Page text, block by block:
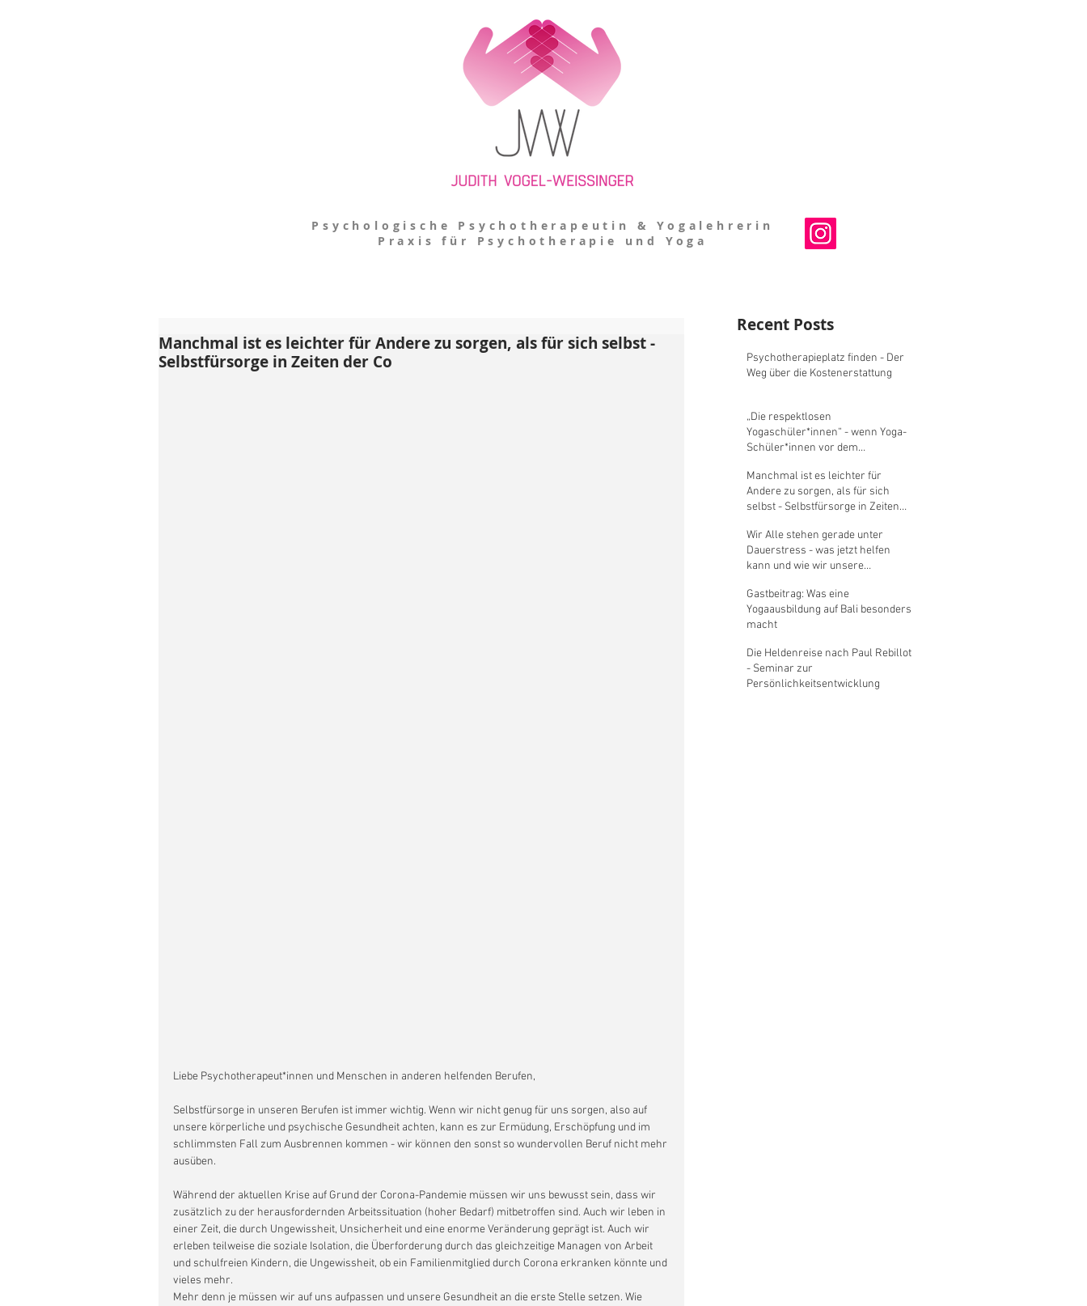
Psychologische Psychotherapeutin & Yogalehrerin
Praxis für Psychotherapie und Yoga
Manchmal ist es leichter für Andere zu sorgen, als für sich selbst -
Selbstfürsorge in Zeiten der Co
Liebe Psychotherapeut*innen und Menschen in anderen helfenden Berufen,
Selbstfürsorge in unseren Berufen ist immer wichtig. Wenn wir nicht genug für uns sorgen, also auf
unsere körperliche und psychische Gesundheit achten, kann es zur Ermüdung, Erschöpfung und im
schlimmsten Fall zum Ausbrennen kommen - wir können den sonst so wundervollen Beruf nicht mehr
ausüben.
Während der aktuellen Krise auf Grund der Corona-Pandemie müssen wir uns bewusst sein, dass wir
zusätzlich zu der herausfordernden Arbeitssituation (hoher Bedarf) mitbetroffen sind. Auch wir leben in
einer Zeit, die durch Ungewissheit, Unsicherheit und eine enorme Veränderung geprägt ist. Auch wir
erleben teilweise die soziale Isolation, die Überforderung durch das gleichzeitige Managen von Arbeit
und schulfreien Kindern, die Ungewissheit, ob ein Familienmitglied durch Corona erkranken könnte und
vieles mehr.
Mehr denn je müssen wir auf uns aufpassen und unsere Gesundheit an die erste Stelle setzen. Wie
Recent Posts
Psychotherapieplatz finden - Der
Weg über die Kostenerstattung
„Die respektlosen
Yogaschüler*innen“ - wenn Yoga-
Schüler*innen vor dem
Manchmal ist es leichter für
Andere zu sorgen, als für sich
selbst - Selbstfürsorge in Zeiten
Wir Alle stehen gerade unter
Dauerstress - was jetzt helfen
kann und wie wir unsere
Gastbeitrag: Was eine
Yogaausbildung auf Bali besonders
macht
Die Heldenreise nach Paul Rebillot
- Seminar zur
Persönlichkeitsentwicklung